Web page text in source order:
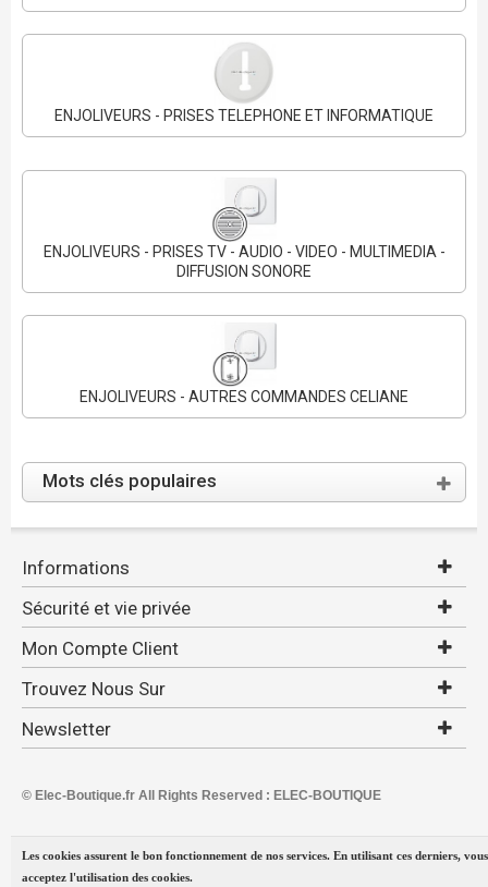
ENJOLIVEURS - PRISES TELEPHONE ET INFORMATIQUE
ENJOLIVEURS - PRISES TV - AUDIO - VIDEO - MULTIMEDIA -
DIFFUSION SONORE
ENJOLIVEURS - AUTRES COMMANDES CELIANE
Mots clés populaires
Informations
Sécurité et vie privée
Mon Compte Client
Trouvez Nous Sur
Newsletter
© Elec-Boutique.fr All Rights Reserved : ELEC-BOUTIQUE
Les cookies assurent le bon fonctionnement de nos services. En utilisant ces derniers, vous
acceptez l'utilisation des cookies.